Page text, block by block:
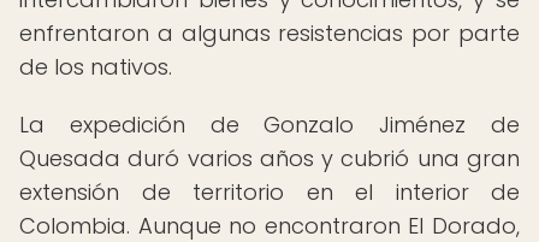
enfrentaron a algunas resistencias por parte
de los nativos.
La expedición de Gonzalo Jiménez de
Quesada duró varios años y cubrió una gran
extensión de territorio en el interior de
Colombia. Aunque no encontraron El Dorado,